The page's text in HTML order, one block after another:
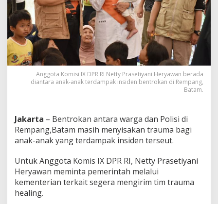
r
i
m
T
i
m
T
a
u
e
a
l
g
B
a
Anggota Komisi IX DPR RI Netty Prasetiyani Heryawan berada
diantara anak-anak terdampak insiden bentrokan di Rempang,
Batam.
Jakarta – Bentrokan antara warga dan Polisi di
Rempang,Batam masih menyisakan trauma bagi
anak-anak yang terdampak insiden terseut.
Untuk Anggota Komis IX DPR RI, Netty Prasetiyani
Heryawan meminta pemerintah melalui
kementerian terkait segera mengirim tim trauma
healing.